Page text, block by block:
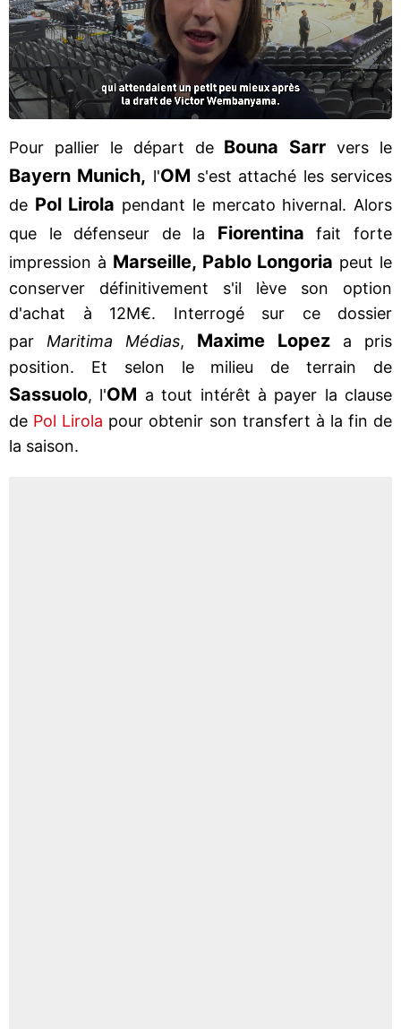
Pour pallier le départ de Bouna Sarr vers le
Bayern Munich, l'OM s'est attaché les services
de Pol Lirola pendant le mercato hivernal. Alors
que le défenseur de la Fiorentina fait forte
impression à Marseille, Pablo Longoria peut le
conserver définitivement s'il lève son option
d'achat à 12M€. Interrogé sur ce dossier
par Maritima Médias, Maxime Lopez a pris
position. Et selon le milieu de terrain de
Sassuolo, l'OM a tout intérêt à payer la clause
de Pol Lirola pour obtenir son transfert à la fin de
la saison.